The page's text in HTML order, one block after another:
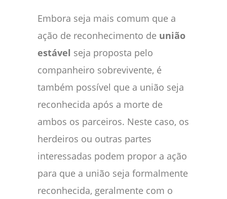
Embora seja mais comum que a
ação de reconhecimento de união
estável seja proposta pelo
companheiro sobrevivente, é
também possível que a união seja
reconhecida após a morte de
ambos os parceiros. Neste caso, os
herdeiros ou outras partes
interessadas podem propor a ação
para que a união seja formalmente
reconhecida, geralmente com o